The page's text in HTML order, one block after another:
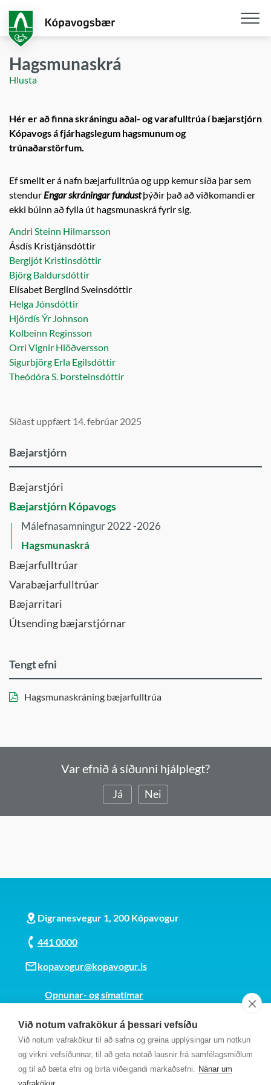
Við notum vafrakökur á þessari vefsíðu
Við notum vafrakökur til að safna og greina upplýsingar um notkun
og virkni vefsíðunnar, til að geta notað lausnir frá samfélagsmiðlum
og til að bæta efni og birta viðeigandi markaðsefni. Nánar um
aðalefni
Hagsmunaskrá
Hlusta
Hér er að finna skráningu aðal- og varafulltrúa í bæjarstjórn
Kópavogs á fjárhagslegum hagsmunum og
trúnaðarstörfum.
Ef smellt er á nafn bæjarfulltrúa og upp kemur síða þar sem
stendur Engar skráningarfundustþýðir það að viðkomandi er
ekki búinn að fylla út hagsmunaskrá fyrir sig.
Andri Steinn Hilmarsson
Ásdís Kristjánsdóttir
Bergljót Kristinsdóttir
Björg Baldursdóttir
Elísabet Berglind Sveinsdóttir
Helga Jónsdóttir
Hjördís Ýr Johnson
Kolbeinn Reginsson
Orri Vignir Hlöðversson
Sigurbjörg Erla Egilsdóttir
Theódóra S. Þorsteinsdóttir
Síðast uppfært 14. febrúar 2025
Bæjarstjórn
Bæjarstjóri
Bæjarstjórn Kópavogs
Málefnasamningur 2022 -2026
Hagsmunaskrá
Bæjarfulltrúar
Varabæjarfulltrúar
Bæjarritari
Útsending bæjarstjórnar
Tengt efni
Hagsmunaskráning bæjarfulltrúa
Var efnið á síðunni hjálplegt?
Já Nei
Opna
Digranesvegur 1, 200 Kópavogur
441 0000
kopavogur@kopavogur.is
Opnunar- og símatímar
Kt. 700169-3759
Fundarmannagátt